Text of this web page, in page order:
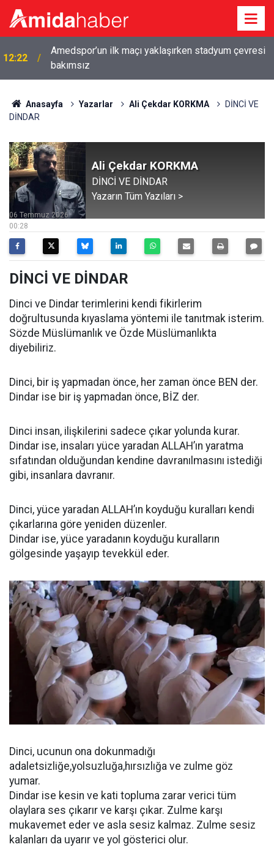
12:16
Diyarbakır'da dört mahallede gece denetimi:
Arananlar yakalandı
Anasayfa Yazarlar Ali Çekdar KORKMA
DİNCİ VE
DİNDAR
Ali Çekdar KORKMA
DİNCİ VE DİNDAR
Yazarın Tüm Yazıları >
00:28
06 Temmuz 2026
DİNCİ VE DİNDAR
Dinci ve Dindar terimlerini kendi fikirlerim
doğrultusunda kıyaslama yöntemi ile tanıtmak isterim.
Sözde Müslümanlık ve Özde Müslümanlıkta
diyebiliriz.
Dinci, bir iş yapmadan önce, her zaman önce BEN der.
Dindar ise bir iş yapmadan önce, BİZ der.
Dinci insan, ilişkilerini sadece çıkar yolunda kurar.
Dindar ise, insaları yüce yaradan ALLAH’ın yaratma
sıfatından olduğundan kendine davranılmasını istediği
gibi, insanlara davranır.
Dinci, yüce yaradan ALLAH’ın koyduğu kuralları kendi
çıkarlarına göre yeniden düzenler.
Dindar ise, yüce yaradanın koyduğu kuralların
gölgesinde yaşayıp tevekkül eder.
Dinci, ucunun ona dokunmadığı
adaletsizliğe,yolsuzluğa,hırsızlığa ve zulme göz
yumar.
Dindar ise kesin ve kati topluma zarar verici tüm
olaylara ses çıkarır ve karşı çıkar. Zulme karşı
mukavemet eder ve asla sesiz kalmaz. Zulme sesiz
kalanları da uyarır ve yol gösterici olur.